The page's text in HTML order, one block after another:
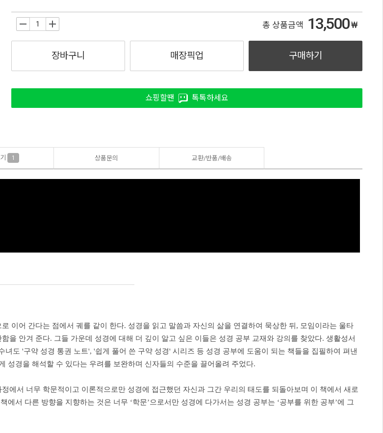
+ 총 상품금액 13,500₩
장바구니 매장픽업 구매하기
쇼핑할땐 톡톡하세요
1 상품문의 교환/반품/배송
이어 간다는 점에서 궤를 같이 한다. 성경을 읽고 말씀과 자신의 삶을 연결하여 묵상한 뒤, 모임이라는 울타
을 안겨 준다. 그들 가운데 성경에 대해 더 깊이 알고 싶은 이들은 성경 공부 교재와 강의를 찾았다. 생활성서
도 '구약 성경 통권 노트', '쉽게 풀어 쓴 구약 성경' 시리즈 등 성경 공부에 도움이 되는 책들을 집필하여 펴낸
성경을 해석할 수 있다는 우려를 보완하며 신자들의 수준을 끌어올려 주었다.
에서 너무 학문적이고 이론적으로만 성경에 접근했던 자신과 그간 우리의 태도를 되돌아보며 이 책에서 새로
서 다른 방향을 지향하는 것은 너무 ‘학문’으로서만 성경에 다가서는 성경 공부는 ‘공부를 위한 공부’에 그